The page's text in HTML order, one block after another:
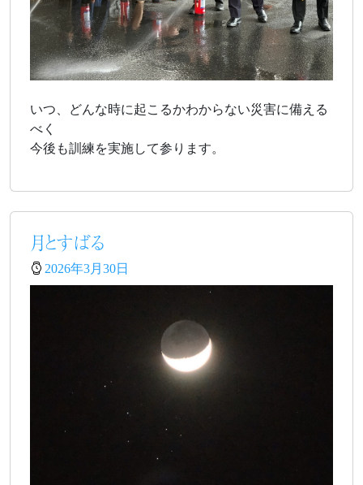
いつ、どんな時に起こるかわからない災害に備える
べく
今後も訓練を実施して参ります。
月とすばる
2026年3月30日